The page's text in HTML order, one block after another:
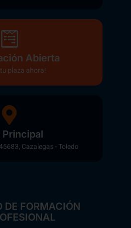
Abierta
tu plaza ahora!
Principal
Cazalegas - Toledo
DE FORMACIÓN